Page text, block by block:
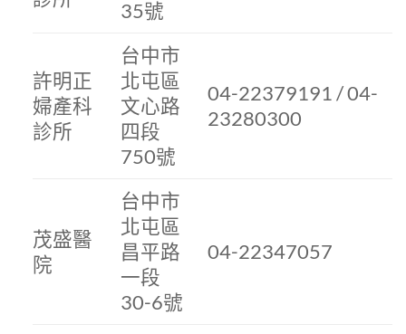
35號
許明正
婦產科
診所
台中市
北屯區
文心路
四段
750號
04-22379191 / 04-
23280300
茂盛醫
院
台中市
北屯區
昌平路
一段
30-6號
04-22347057